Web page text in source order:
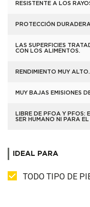
RESISTENTE A LOS
PROTECCIÓN
LAS SUPERFICIES
CON LOS ALIMENTOS.
RENDIMIENTO MUY ALTO.
MUY BAJAS EMISIONES
LIBRE DE PFOA Y PFOS:
SER HUMANO NI PARA
IDEAL PARA
TODO TIPO DE